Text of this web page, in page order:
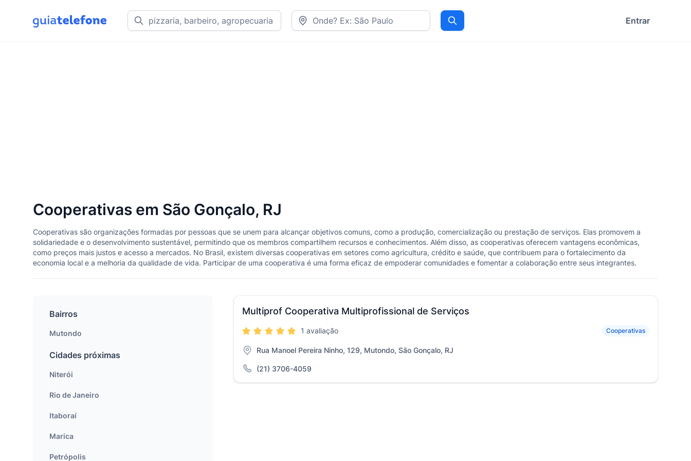
Procurar Entrar
Cooperativas em São Gonçalo, RJ
Cooperativas são organizações formadas por pessoas que se unem para alcançar objetivos comuns, como a produção, comercialização ou prestação de serviços. Elas promovem a
solidariedade e o desenvolvimento sustentável, permitindo que os membros compartilhem recursos e conhecimentos. Além disso, as cooperativas oferecem vantagens econômicas,
como preços mais justos e acesso a mercados. No Brasil, existem diversas cooperativas em setores como agricultura, crédito e saúde, que contribuem para o fortalecimento da
economia local e a melhoria da qualidade de vida. Participar de uma cooperativa é uma forma eficaz de empoderar comunidades e fomentar a colaboração entre seus integrantes.
Multiprof Cooperativa Multiprofissional de Serviços
Cooperativas
1 avaliação
Rua Manoel Pereira Ninho, 129, Mutondo, São Gonçalo, RJ
(21) 3706-4059
Bairros
Mutondo
Cidades próximas
Niterói
Rio de Janeiro
Itaboraí
Marica
Petrópolis